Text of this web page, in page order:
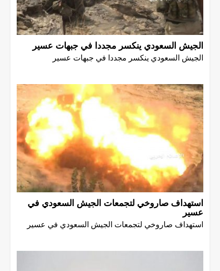
الجيش السعودي ينكسر مجددا في جبهات عسير
الجيش السعودي ينكسر مجددا في جبهات عسير
استهداف صاروخي لتجمعات الجيش السعودي في
عسير
استهداف صاروخي لتجمعات الجيش السعودي في عسير